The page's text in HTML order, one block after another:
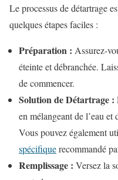
Le processus de détartrage
quelques étapes faciles :
Préparation : Assurez-
éteinte et débranchée.
de commencer.
Solution de Détartrage :
en mélangeant de l’eau
Vous pouvez également
spécifiquerecommandé
Remplissage : Versez la